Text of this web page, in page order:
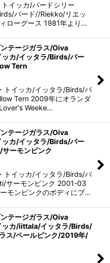
イッカ/バードシリー
バード//Riekko/リエッ
ローグース 1981年より…
テージガラス/Oiva
カ/イッタラ/Birds/バー
Tern
トイッカ/イッタラ/Birds/バ
Tern 2009年にオランダ
Weeke…
テージガラス/Oiva
カ/イッタラ/Birds/バー
ーモンピンク
トイッカ/イッタラ/Birds/バ
サーモンピンク 2001-03
モンピンクのボディにブ…
テージガラス/Oiva
ッカ/iittala/イッタラ/Birds/
ス/ペールピンク/2019年/